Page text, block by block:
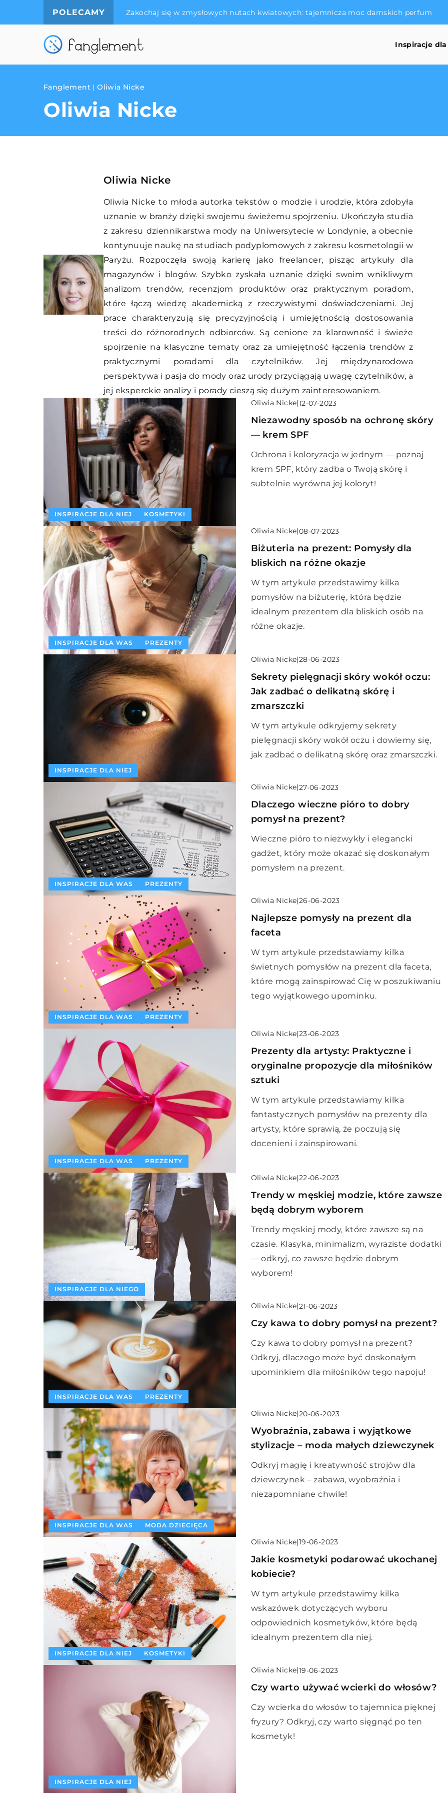
POLECAMY Zakochaj się w zmysłowych nutach kwiatowych: tajemnicza moc damskich perfum
Inspiracje
Fanglement |Oliwia Nicke
Oliwia Nicke
Oliwia Nicke
Oliwia Nicke to młoda autorka tekstów o modzie i urodzie, która zdobyła
uznanie w branży dzięki swojemu świeżemu spojrzeniu. Ukończyła studia
z zakresu dziennikarstwa mody na Uniwersytecie w Londynie, a obecnie
kontynuuje naukę na studiach podyplomowych z zakresu kosmetologii w
Paryżu. Rozpoczęła swoją karierę jako freelancer, pisząc artykuły dla
magazynów i blogów. Szybko zyskała uznanie dzięki swoim wnikliwym
analizom trendów, recenzjom produktów oraz praktycznym poradom,
które łączą wiedzę akademicką z rzeczywistymi doświadczeniami. Jej
prace charakteryzują się precyzyjnością i umiejętnością dostosowania
treści do różnorodnych odbiorców. Są cenione za klarowność i świeże
spojrzenie na klasyczne tematy oraz za umiejętność łączenia trendów z
praktycznymi poradami dla czytelników. Jej międzynarodowa
perspektywa i pasja do mody oraz urody przyciągają uwagę czytelników, a
jej eksperckie analizy i porady cieszą się dużym zainteresowaniem.
INSPIRACJE DLA NIEJ KOSMETYKI
Oliwia Nicke|12-07-2023
Niezawodny sposób na ochronę skóry
— krem SPF
Ochrona i koloryzacja w jednym — poznaj
krem SPF, który zadba o Twoją skórę i
subtelnie wyrówna jej koloryt!
INSPIRACJE DLA WAS PREZENTY
Oliwia Nicke|08-07-2023
Biżuteria na prezent: Pomysły dla
bliskich na różne okazje
W tym artykule przedstawimy kilka
pomysłów na biżuterię, która będzie
idealnym prezentem dla bliskich osób na
różne okazje.
INSPIRACJE DLA NIEJ
Oliwia Nicke|28-06-2023
Sekrety pielęgnacji skóry wokół oczu:
Jak zadbać o delikatną skórę i
zmarszczki
W tym artykule odkryjemy sekrety
pielęgnacji skóry wokół oczu i dowiemy się,
jak zadbać o delikatną skórę oraz zmarszczki.
INSPIRACJE DLA WAS PREZENTY
Oliwia Nicke|27-06-2023
Dlaczego wieczne pióro to dobry
pomysł na prezent?
Wieczne pióro to niezwykły i elegancki
gadżet, który może okazać się doskonałym
pomysłem na prezent.
INSPIRACJE DLA WAS PREZENTY
Oliwia Nicke|26-06-2023
Najlepsze pomysły na prezent dla
faceta
W tym artykule przedstawiamy kilka
świetnych pomysłów na prezent dla faceta,
które mogą zainspirować Cię w poszukiwaniu
tego wyjątkowego upominku.
INSPIRACJE DLA WAS PREZENTY
Oliwia Nicke|23-06-2023
Prezenty dla artysty: Praktyczne i
oryginalne propozycje dla miłośników
sztuki
W tym artykule przedstawiamy kilka
fantastycznych pomysłów na prezenty dla
artysty, które sprawią, że poczują się
docenieni i zainspirowani.
INSPIRACJE DLA NIEGO
Oliwia Nicke|22-06-2023
Trendy w męskiej modzie, które zawsze
będą dobrym wyborem
Trendy męskiej mody, które zawsze są na
czasie. Klasyka, minimalizm, wyraziste dodatki
— odkryj, co zawsze będzie dobrym
wyborem!
INSPIRACJE DLA WAS PREZENTY
Oliwia Nicke|21-06-2023
Czy kawa to dobry pomysł na prezent?
Czy kawa to dobry pomysł na prezent?
Odkryj, dlaczego może być doskonałym
upominkiem dla miłośników tego napoju!
INSPIRACJE DLA WAS MODA DZIECIĘCA
Oliwia Nicke|20-06-2023
Wyobraźnia, zabawa i wyjątkowe
stylizacje – moda małych dziewczynek
Odkryj magię i kreatywność strojów dla
dziewczynek – zabawa, wyobraźnia i
niezapomniane chwile!
INSPIRACJE DLA NIEJ KOSMETYKI
Oliwia Nicke|19-06-2023
Jakie kosmetyki podarować ukochanej
kobiecie?
W tym artykule przedstawimy kilka
wskazówek dotyczących wyboru
odpowiednich kosmetyków, które będą
idealnym prezentem dla niej.
INSPIRACJE DLA NIEJ
Oliwia Nicke|19-06-2023
Czy warto używać wcierki do włosów?
Czy wcierka do włosów to tajemnica pięknej
fryzury? Odkryj, czy warto sięgnąć po ten
kosmetyk!